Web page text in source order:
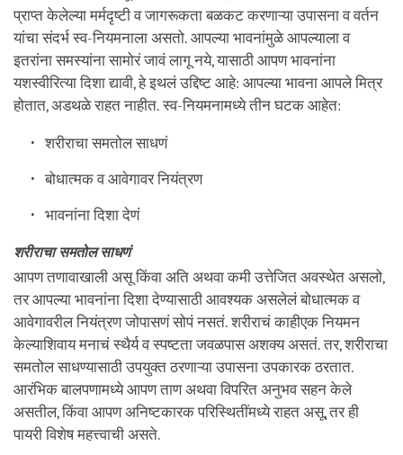
प्राप्त केलेल्या मर्मदृष्टी व जागरूकता बळकट करणाऱ्या उपासना व वर्तन
यांचा संदर्भ स्व-नियमनाला असतो. आपल्या भावनांमुळे आपल्याला व
इतरांना समस्यांना सामोरं जावं लागू नये, यासाठी आपण भावनांना
यशस्वीरित्या दिशा द्यावी, हे इथलं उद्दिष्ट आहे: आपल्या भावना आपले मित्र
होतात, अडथळे राहत नाहीत. स्व-नियमनामध्ये तीन घटक आहेत:
शरीराचा समतोल साधणं
बोधात्मक व आवेगावर नियंत्रण
भावनांना दिशा देणं
शरीराचा समतोल साधणं
आपण तणावाखाली असू किंवा अति अथवा कमी उत्तेजित अवस्थेत असलो,
तर आपल्या भावनांना दिशा देण्यासाठी आवश्यक असलेलं बोधात्मक व
आवेगावरील नियंत्रण जोपासणं सोपं नसतं. शरीराचं काहीएक नियमन
केल्याशिवाय मनाचं स्थैर्य व स्पष्टता जवळपास अशक्य असतं. तर, शरीराचा
समतोल साधण्यासाठी उपयुक्त ठरणाऱ्या उपासना उपकारक ठरतात.
आरंभिक बालपणामध्ये आपण ताण अथवा विपरित अनुभव सहन केले
असतील, किंवा आपण अनिष्टकारक परिस्थितींमध्ये राहत असू, तर ही
पायरी विशेष महत्त्वाची असते.